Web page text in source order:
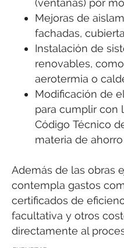
Mejoras de
fachadas,
Instalación de
renovables,
aerotermia o
Modificación de
para cumplir con
Código Técnico
materia de
Además de las obras
contempla gastos
certificados de
facultativa y otros
directamente al